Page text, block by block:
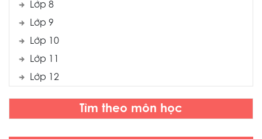
Lớp 8
Lớp 9
Lớp 10
Lớp 11
Lớp 12
Tìm theo môn học